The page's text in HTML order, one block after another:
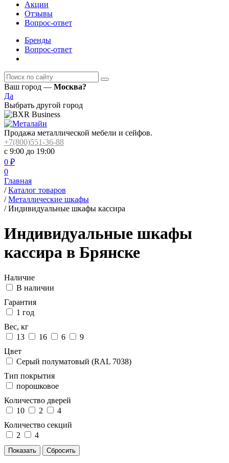
Акции
Отзывы
Вопрос-ответ
Бренды
Вопрос-ответ
Ваш город — Москва?
Да
Выбрать другой город
Продажа металлической мебели и сейфов.
+7(800)551-36-88
с 9:00 до 19:00
0 ₽
0
Главная
/ Каталог товаров
/ Металлические шкафы
/ Индивидуальные шкафы кассира
Индивидуальные шкафы
кассира в Брянске
Наличие
В наличии
Гарантия
1 год
Вес, кг
13
16 6
9
Цвет
Серый полуматовый (RAL 7038)
Тип покрытия
порошковое
Количество дверей
10
2
4
Количество секций
2
4